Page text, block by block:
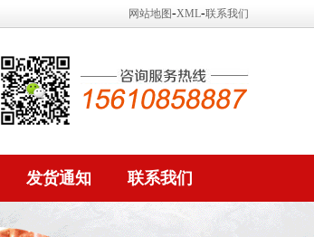
网站地图-XML-联系我们
发货通知 联系我们